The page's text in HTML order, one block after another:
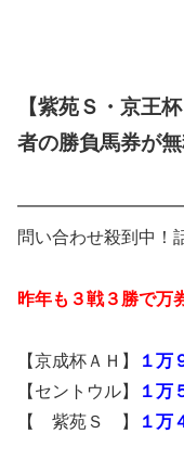
【紫苑Ｓ・京王
者の勝負馬券が
問い合わせ殺到中！
昨年も３戦３勝で万
【京成杯ＡＨ】
１万
【セントウル】
１万
【 紫苑Ｓ 】
１万